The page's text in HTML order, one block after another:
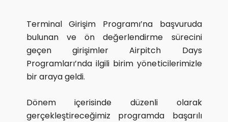
Terminal Girişim Programı’na başvuruda
bulunan ve ön değerlendirme sürecini
geçen girişimler Airpitch Days
Programları’nda ilgili birim yöneticilerimizle
bir araya geldi.
Dönem içerisinde düzenli olarak
gerçekleştireceğimiz programda başarılı